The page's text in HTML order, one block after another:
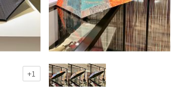
+1